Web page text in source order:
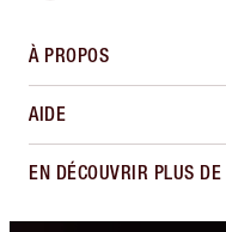
À PROPOS
AIDE
EN DÉCOUVRIR PLUS DE